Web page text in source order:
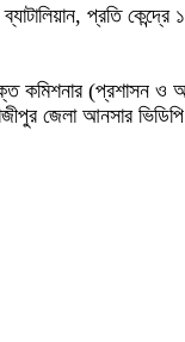
প্রতি
কমিশনার (প্রশাসন ও
জেলা আনসার ভিডিপি